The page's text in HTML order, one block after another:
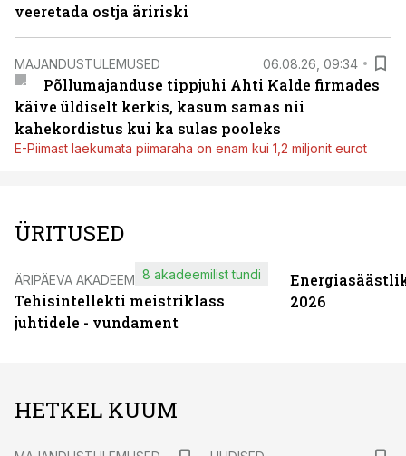
veeretada ostja äririski
MAJANDUSTULEMUSED 06.08.26, 09:34
Põllumajanduse tippjuhi Ahti Kalde firmades
käive üldiselt kerkis, kasum samas nii
kahekordistus kui ka sulas pooleks
E-Piimast laekumata piimaraha on enam kui 1,2 miljonit eurot
ÜRITUSED
ÄRIPÄEVA AKADEEMIA
Tehisintellekti meistriklass
juhtidele - vundament
8 akadeemilist tundi
2026
HETKEL KUUM